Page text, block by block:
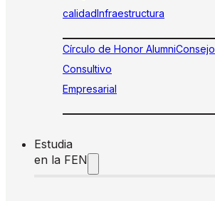
calidadInfraestructura
Círculo de Honor AlumniConsejo
Consultivo
Empresarial
Estudia
en la FEN